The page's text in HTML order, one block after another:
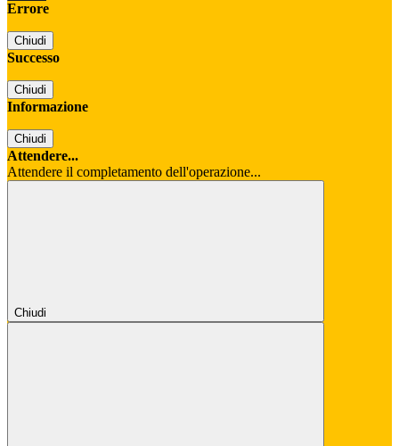
Errore
Chiudi
Successo
Chiudi
Informazione
Chiudi
Attendere...
Attendere il completamento dell'operazione...
Chiudi